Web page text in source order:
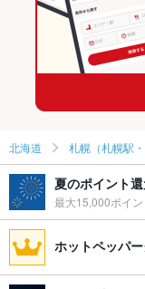
札幌大通のグルメラン
札幌大通の洋食ランキン
札幌大通のステーキ・
北海道 札幌（札幌駅・
夏のポイント
最大15,000ポイ
ホットペッパ